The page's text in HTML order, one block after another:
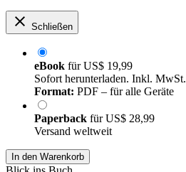
Schließen
eBook fürUS$ 19,99
Sofort herunterladen. Inkl. MwSt.
Format: PDF – für alle Geräte
Paperback fürUS$ 28,99
Versand weltweit
In den Warenkorb